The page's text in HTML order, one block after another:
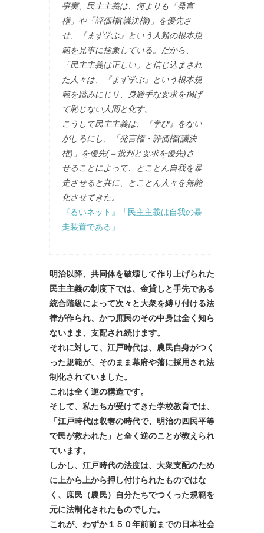
事実、民主主義は、何よりも「発言
権」や「評価権(議決権)」を優先さ
せ、『まず学ぶ』という人類の根本規
範を見事に捨象している。だから、
「民主主義は正しい」と信じ込まされ
た人々は、『まず学ぶ』という根本規
範を踏みにじり、身勝手な要求を掲げ
て恥じない人間と化す。
こうして民主主義は、『学び』をない
がしろにし、「発言権・評価権(議決
権)」を優先(＝批判と要求を優先)さ
せることによって、とことん自我を暴
走させると共に、とことん人々を無能
化させてきた。
『るいネット』「民主主義は自我の暴
走装置である」
明治以降、共同体を破壊して作り上げられた
民主主義の制度下では、金貸しと手先である
統合階級によって次々と大衆を縛り付ける法
律が作られ、かつ庶民のその中身は全く知ら
ないまま、支配され続けます。
それに対して、江戸時代は、農民自身がつく
った規範が、そのまま幕府や藩に採用され法
制化されていました。
これは全く逆の構造です。
そして、私たちが受けてきた学校教育では、
「江戸時代は収奪の時代で、明治の四民平等
で民が救われた」と全く逆のことが教えられ
ています。
しかし、江戸時代の法度は、大衆支配のため
に上から上から押し付けられたものではな
く、庶民（農民）自分たちでつくった規範を
元に法制化されたものでした。
これが、わずか１５０年前前までの日本社会